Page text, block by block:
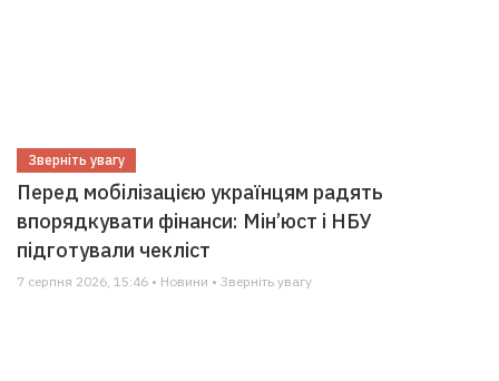
Зверніть увагу
Перед мобілізацією українцям радять
впорядкувати фінанси: Мін’юст і НБУ
підготували чекліст
7 серпня 2026, 15:46 • Новини • Зверніть увагу